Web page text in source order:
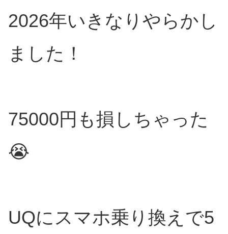
2026年いきなりやらかし
ました！
75000円も損しちゃった
😭
UQにスマホ乗り換えで5